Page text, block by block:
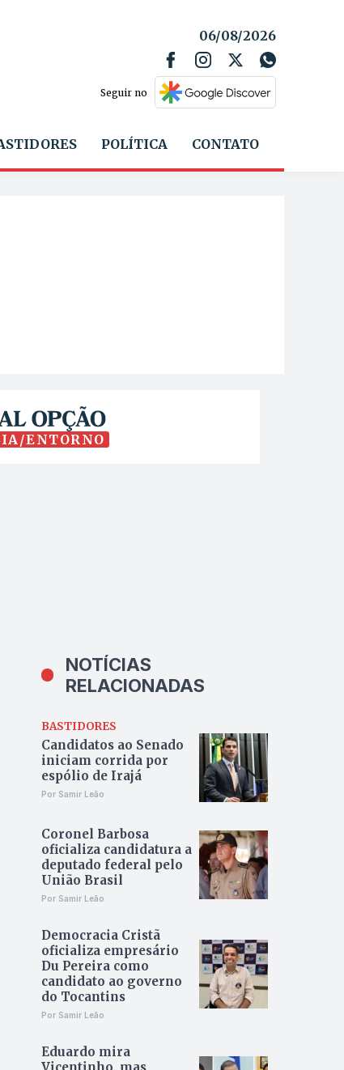
06/08/2026
Seguir no
POLÍTICA CONTATO
ENTORNO
NOTÍCIAS
RELACIONADAS
BASTIDORES
Candidatos ao Senado
iniciam corrida por
espólio de Irajá
Por Samir Leão
Coronel Barbosa
oficializa candidatura a
deputado federal pelo
União Brasil
Por Samir Leão
Democracia Cristã
oficializa empresário
Du Pereira como
candidato ao governo
do Tocantins
Por Samir Leão
Eduardo mira